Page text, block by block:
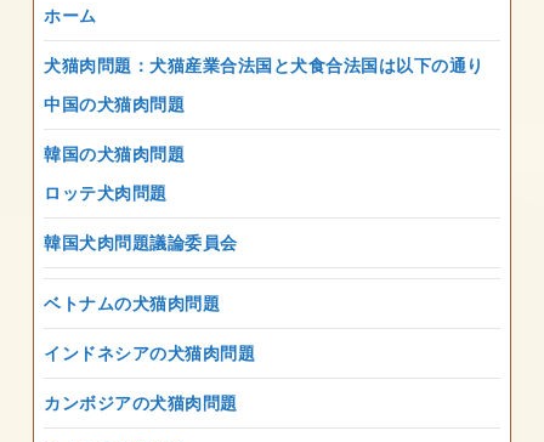
ホーム
犬猫肉問題：犬猫産業合法国と犬食合法国は以下の通り
中国の犬猫肉問題
韓国の犬猫肉問題
ロッテ犬肉問題
韓国犬肉問題議論委員会
ベトナムの犬猫肉問題
インドネシアの犬猫肉問題
カンボジアの犬猫肉問題